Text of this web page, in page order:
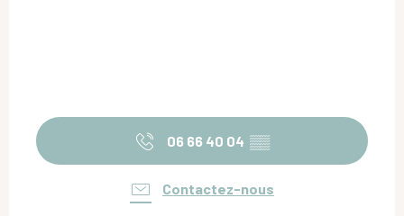
06 66 40 04 ▒▒
Contactez-nous